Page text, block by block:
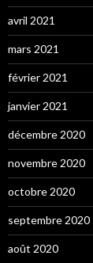
avril 2021
mars 2021
février 2021
janvier 2021
décembre 2020
novembre 2020
octobre 2020
septembre 2020
août 2020